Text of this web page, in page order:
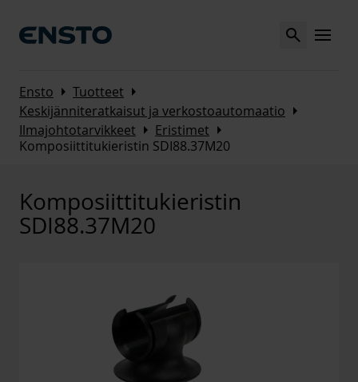
Search MENU
Ensto Arrow_right Tuotteet Arrow_right
Keskijänniteratkaisut ja verkostoautomaatio Arrow_right
Ilmajohtotarvikkeet Arrow_right Eristimet Arrow_right
Komposiittitukieristin SDI88.37M20
Komposiittitukieristin
SDI88.37M20